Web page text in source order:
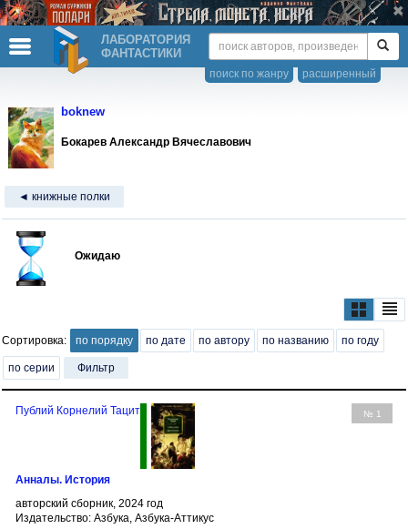
ЛАБОРАТОРИЯ
ФАНТАСТИКИ
расширенный
поиск по жанру
boknew
Бокарев Александр Вячеславович
◄ книжные полки
Ожидаю
Сортировка: по порядку по дате по автору по названию по году
по серии Фильтр
№ 1
Публий Корнелий Тацит
Анналы. История
авторский сборник, 2024 год
Издательство: Азбука, Азбука-Аттикус